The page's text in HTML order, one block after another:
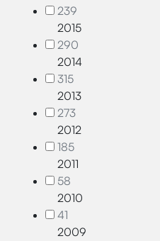
239
2015
290
2014
315
2013
273
2012
185
2011
58
2010
41
2009